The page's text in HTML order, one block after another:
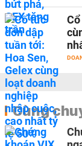
Cùng